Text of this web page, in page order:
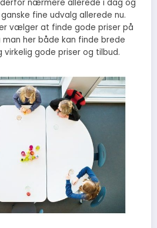
nærmere allerede i dag og
fine udvalg allerede nu.
vælger at finde gode priser på
man her både kan finde brede
gode priser og tilbud.